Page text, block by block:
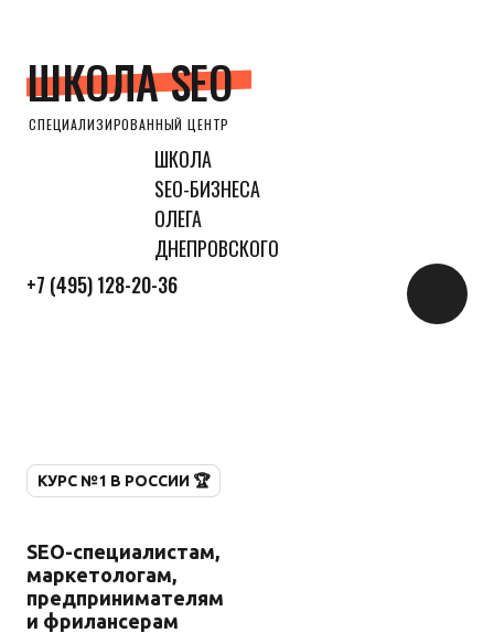
ШКОЛА SEO
СПЕЦИАЛИЗИРОВАННЫЙ ЦЕНТР
ШКОЛА
SEO-БИЗНЕСА
ОЛЕГА
ДНЕПРОВСКОГО
+7 (495) 128-20-36
КУРС №1 В РОССИИ 🏆
SEO-специалистам,
маркетологам,
предпринимателям
и фрилансерам